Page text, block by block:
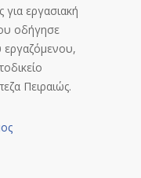
για εργασιακή
οδήγησε
εργαζόμενου,
Πειραιώς.